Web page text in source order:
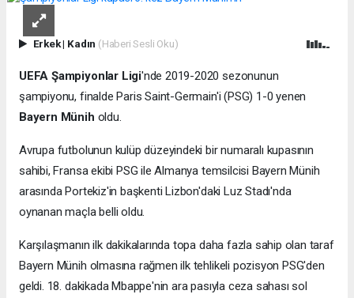
Erkek| Kadın (Haberi Sesli Oku)
UEFA Şampiyonlar Ligi'nde 2019-2020 sezonunun
şampiyonu, finalde Paris Saint-Germain'i (PSG) 1-0 yenen
Bayern Münih oldu.
Avrupa futbolunun kulüp düzeyindeki bir numaralı kupasının
sahibi, Fransa ekibi PSG ile Almanya temsilcisi Bayern Münih
arasında Portekiz'in başkenti Lizbon'daki Luz Stadı'nda
oynanan maçla belli oldu.
Karşılaşmanın ilk dakikalarında topa daha fazla sahip olan taraf
Bayern Münih olmasına rağmen ilk tehlikeli pozisyon PSG'den
geldi. 18. dakikada Mbappe'nin ara pasıyla ceza sahası sol